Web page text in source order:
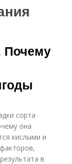
Почему
сорта
она
кислыми и
в